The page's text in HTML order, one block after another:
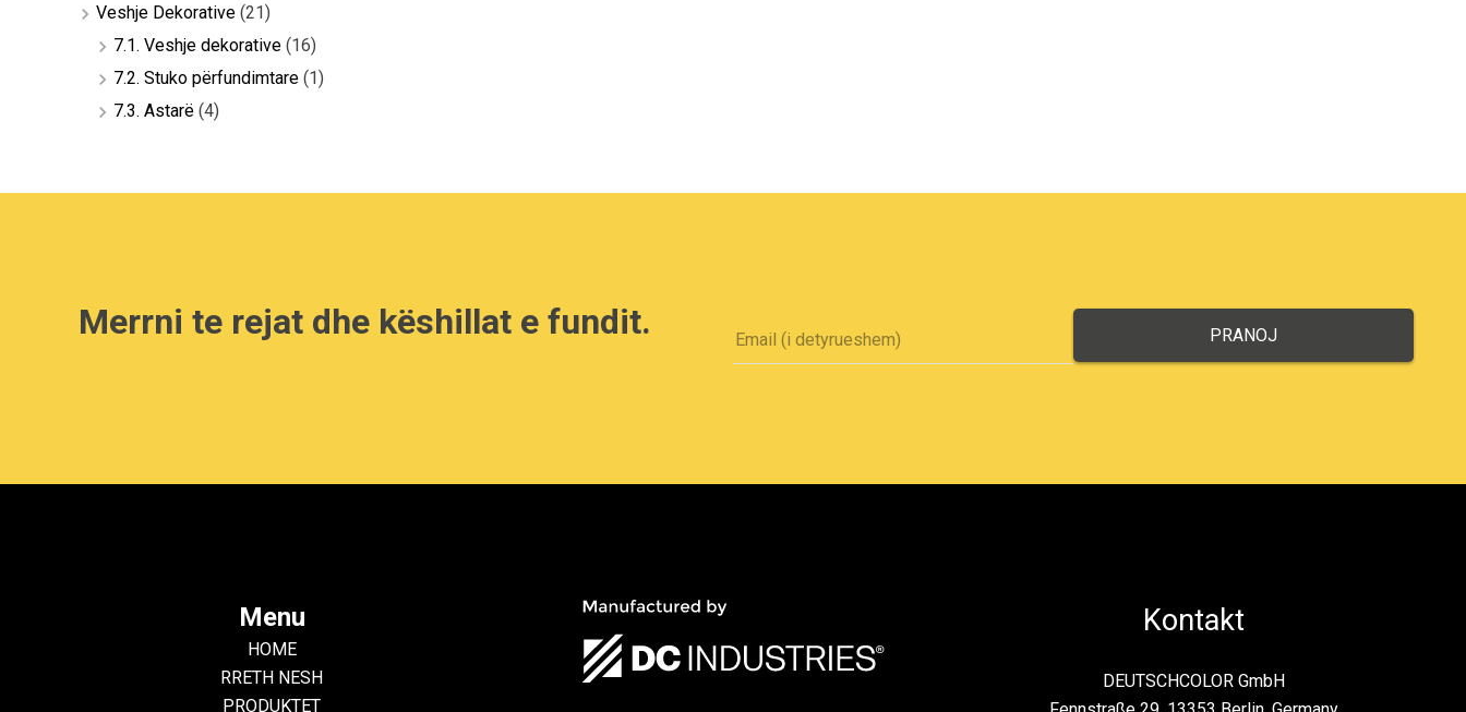
Veshje Dekorative (21)
7.1. Veshje dekorative (16)
7.2. Stuko përfundimtare (1)
7.3. Astarë (4)
Merrni te rejat dhe këshillat e fundit.
Menu
HOME
RRETH NESH
PRODUKTET
Kontakt
DEUTSCHCOLOR GmbH